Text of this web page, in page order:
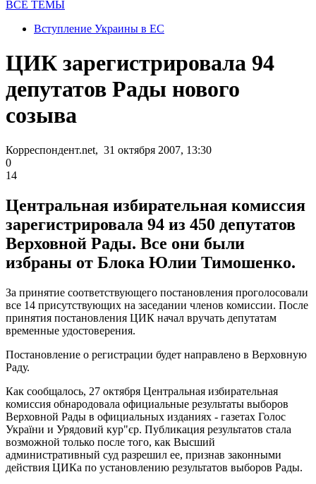
ВСЕ ТЕМЫ
Вступление Украины в ЕС
ЦИК зарегистрировала 94
депутатов Рады нового
созыва
Корреспондент.net, 31 октября 2007, 13:30
0
14
Центральная избирательная комиссия
зарегистрировала 94 из 450 депутатов
Верховной Рады. Все они были
избраны от Блока Юлии Тимошенко.
За принятие соответствующего постановления проголосовали
все 14 присутствующих на заседании членов комиссии. После
принятия постановления ЦИК начал вручать депутатам
временные удостоверения.
Постановление о регистрации будет направлено в Верховную
Раду.
Как сообщалось, 27 октября Центральная избирательная
комиссия обнародовала официальные результаты выборов
Верховной Рады в официальных изданиях - газетах Голос
України и Урядовий кур"єр. Публикация результатов стала
возможной только после того, как Высший
административный суд разрешил ее, признав законными
действия ЦИКа по установлению результатов выборов Рады.